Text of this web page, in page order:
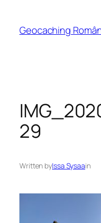
content
Geocaching
29
Written byIssa Sysaain